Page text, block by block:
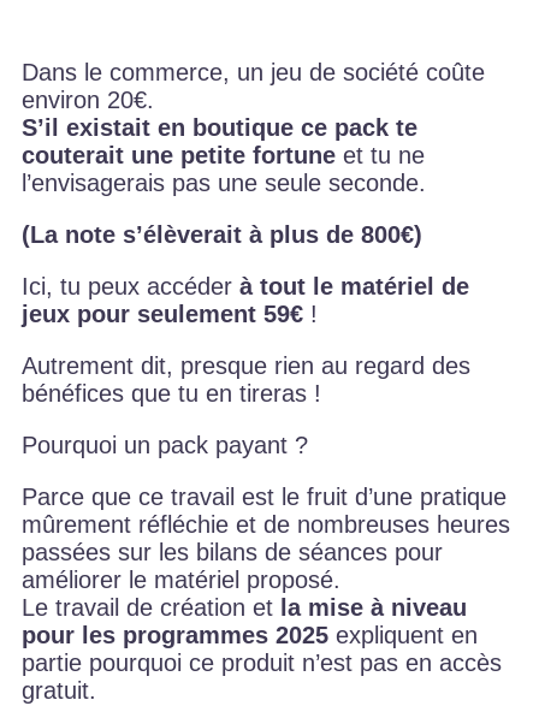
Dans le commerce, un jeu de société coûte
environ 20€.
S’il existait en boutique ce pack te
couterait une petite fortune et tu ne
l’envisagerais pas une seule seconde.
(La note s’élèverait à plus de 800€)
Ici, tu peux accéder à tout le matériel de
jeux pour seulement 59€ !
Autrement dit, presque rien au regard des
bénéfices que tu en tireras !
Pourquoi un pack payant ?
Parce que ce travail est le fruit d’une pratique
mûrement réfléchie et de nombreuses heures
passées sur les bilans de séances pour
améliorer le matériel proposé.
Le travail de création et la mise à niveau
pour les programmes 2025 expliquent en
partie pourquoi ce produit n’est pas en accès
gratuit.